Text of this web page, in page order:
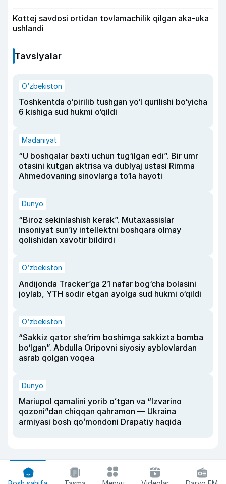
Kottej savdosi ortidan tovlamachilik qilgan aka-uka
ushlandi
Tavsiyalar
O‘zbekiston
Toshkentda o‘pirilib tushgan yo‘l qurilishi bo‘yicha
6 kishiga sud hukmi o‘qildi
Madaniyat
“U boshqalar baxti uchun tug‘ilgan edi”. Bir umr
otasini kutgan aktrisa va dublyaj ustasi Rimma
Ahmedovaning sinovlarga to‘la hayoti
Dunyo
“Biroz sekinlashish kerak”. Mutaxassislar
insoniyat sun’iy intellektni boshqara olmay
qolishidan xavotir bildirdi
O‘zbekiston
Andijonda Tracker’ga 21 nafar bog‘cha bolasini
joylab, YTH sodir etgan ayolga sud hukmi o‘qildi
O‘zbekiston
“Sakkiz qator she’rim boshimga sakkizta bomba
bo‘lgan”. Abdulla Oripovni siyosiy ayblovlardan
asrab qolgan voqea
Dunyo
Mariupol qamalini yorib oʻtgan va “Izvarino
qozoni”dan chiqqan qahramon — Ukraina
armiyasi bosh qoʻmondoni Drapatiy haqida